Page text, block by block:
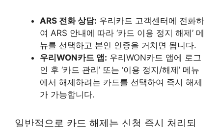
ARS 전화 상담: 우리카드 고객센터에 전화하
여 ARS 안내에 따라 ‘카드 이용 정지 해제’ 메
뉴를 선택하고 본인 인증을 거치면 됩니다.
우리WON카드 앱: 우리WON카드 앱에 로그
인 후 ‘카드 관리’ 또는 ‘이용 정지/해제’ 메뉴
에서 해제하려는 카드를 선택하여 즉시 해제
가 가능합니다.
일반적으로 카드 해제는 신청 즉시 처리되